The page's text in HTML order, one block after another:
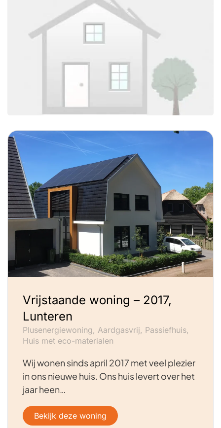
Vrijstaande woning – 2017,
Lunteren
Plusenergiewoning, Aardgasvrij, Passiefhuis,
Huis met eco-materialen
Wij wonen sinds april 2017 met veel plezier
in ons nieuwe huis. Ons huis levert over het
jaar heen…
Bekijk deze woning